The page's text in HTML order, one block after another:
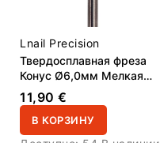
Lnail Precision
Твердосплавная фреза
Конус Ø6,0мм Мелкая
насечка крестовая Super
Cut РЧ14,6мм
11,90 €
В КОРЗИНУ